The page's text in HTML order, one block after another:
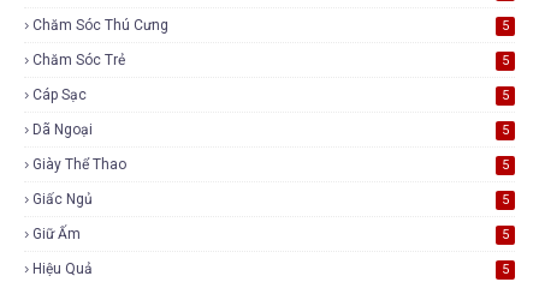
Chăm Sóc Thú Cưng 5
Chăm Sóc Trẻ 5
Cáp Sạc 5
Dã Ngoại 5
Giày Thể Thao 5
Giấc Ngủ 5
Giữ Ấm 5
Hiệu Quả 5